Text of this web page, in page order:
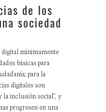
de los
sociedad
digital mínimamente
básicas para
para la
digitales son
la inclusión social”, y
progresen en una